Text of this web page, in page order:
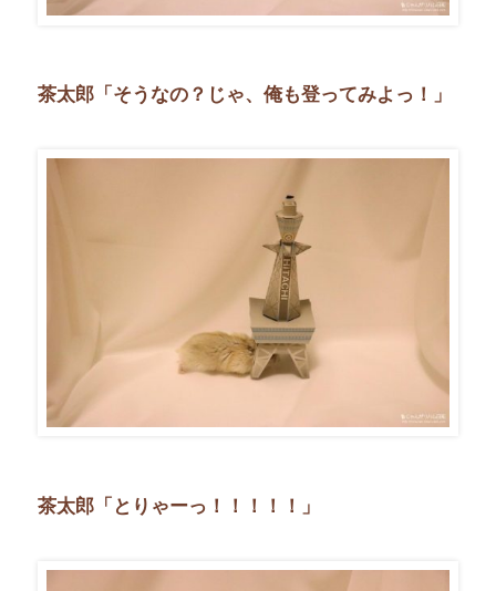
茶太郎「そうなの？じゃ、俺も登ってみよっ！」
茶太郎「とりゃーっ！！！！！」